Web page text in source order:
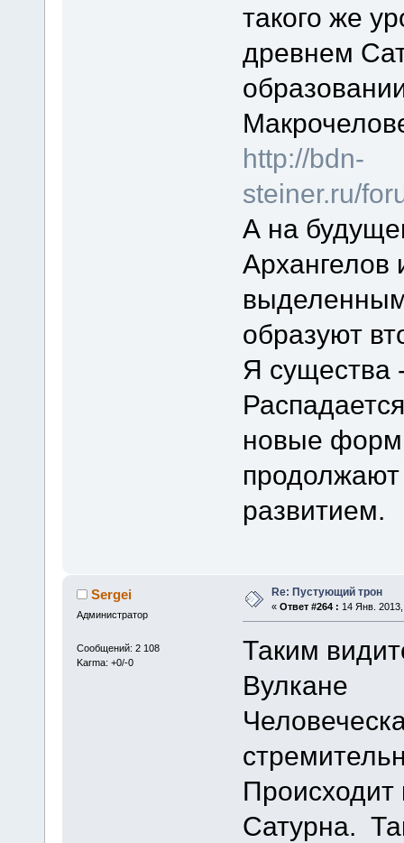
такого же
древнем
http://bdn-
steiner.ru/
А на
образуют
Я существа
новые
развитием.
Sergei
Администратор
Сообщений: 2 108
Karma: +0/-0
Re: Пустующий трон
« Ответ #264 : 14 Янв.
Таким
Вулкане
Происходит
Сатурна.